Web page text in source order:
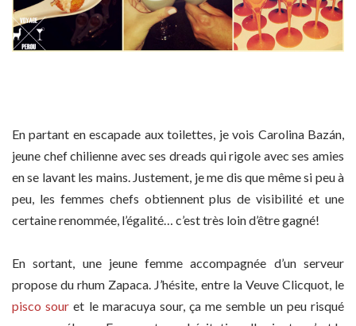
En partant en escapade aux toilettes, je vois Carolina Bazán,
jeune chef chilienne avec ses dreads qui rigole avec ses amies
en se lavant les mains. Justement, je me dis que même si peu à
peu, les femmes chefs obtiennent plus de visibilité et une
certaine renommée, l’égalité… c’est très loin d’être gagné!
En sortant, une jeune femme accompagnée d’un serveur
propose du rhum Zapaca. J’hésite, entre la Veuve Clicquot, le
pisco sour et le maracuya sour, ça me semble un peu risqué